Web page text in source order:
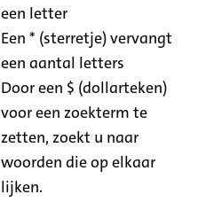
een letter
Een * (sterretje) vervangt
een aantal letters
Door een $ (dollarteken)
voor een zoekterm te
zetten, zoekt u naar
woorden die op elkaar
lijken.